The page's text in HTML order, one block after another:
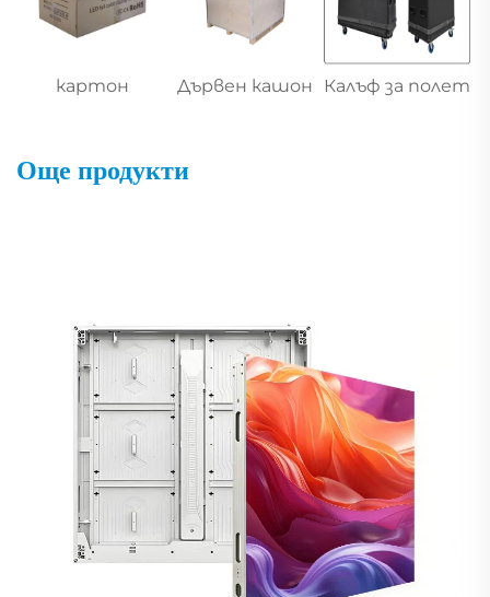
картон Дървен кашон Калъф за полет
Още продукти